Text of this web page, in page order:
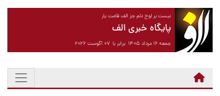
نیست بر لوح دلم جز الف قامت یار
پایگاه خبری الف
جمعه ۱۶ مرداد ۱۴۰۵ برابر با ۰۷ آگوست ۲۰۲۶